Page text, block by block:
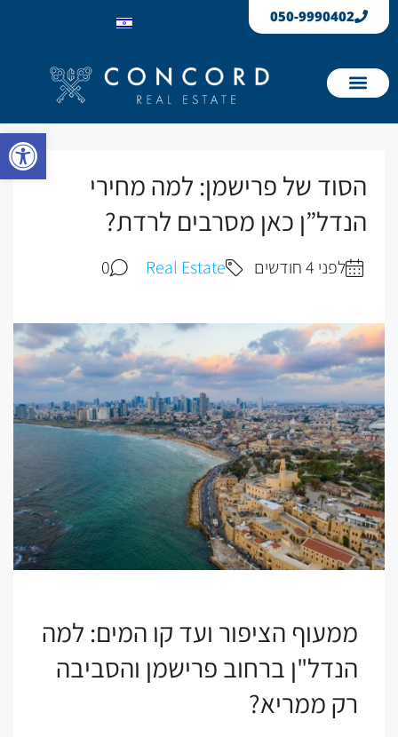
050-9990402
הסוד של פרישמן: למה מחירי
הנדל”ן כאן מסרבים לרדת?
לפני 4 חודשים Real Estate
0
ממעוף הציפור ועד קו המים: למה
הנדל"ן ברחוב פרישמן והסביבה
רק ממריא?